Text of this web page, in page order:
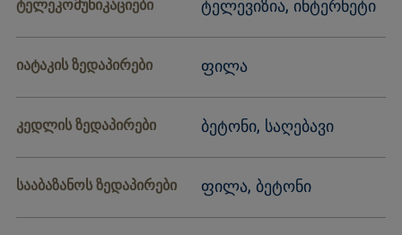
ტელეკომუნიკაციები ტელევიზია, ინტერნეტი
იატაკის ზედაპირები ფილა
კედლის ზედაპირები ბეტონი, საღებავი
სააბაზანოს ზედაპირები ფილა, ბეტონი